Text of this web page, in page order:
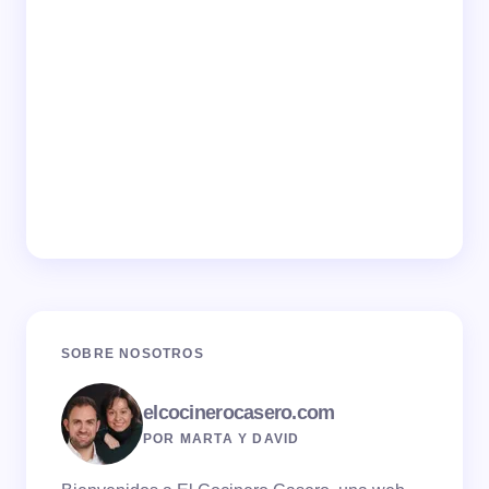
SOBRE NOSOTROS
elcocinerocasero.com
POR MARTA Y DAVID